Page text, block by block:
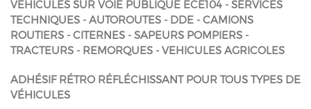
VÉHICULES SUR VOIE PUBLIQUE ECE104 - SERVICES
TECHNIQUES - AUTOROUTES - DDE - CAMIONS
ROUTIERS - CITERNES - SAPEURS POMPIERS -
TRACTEURS - REMORQUES - VEHICULES AGRICOLES
ADHÉSIF RÉTRO RÉFLÉCHISSANT POUR TOUS TYPES DE
VÉHICULES